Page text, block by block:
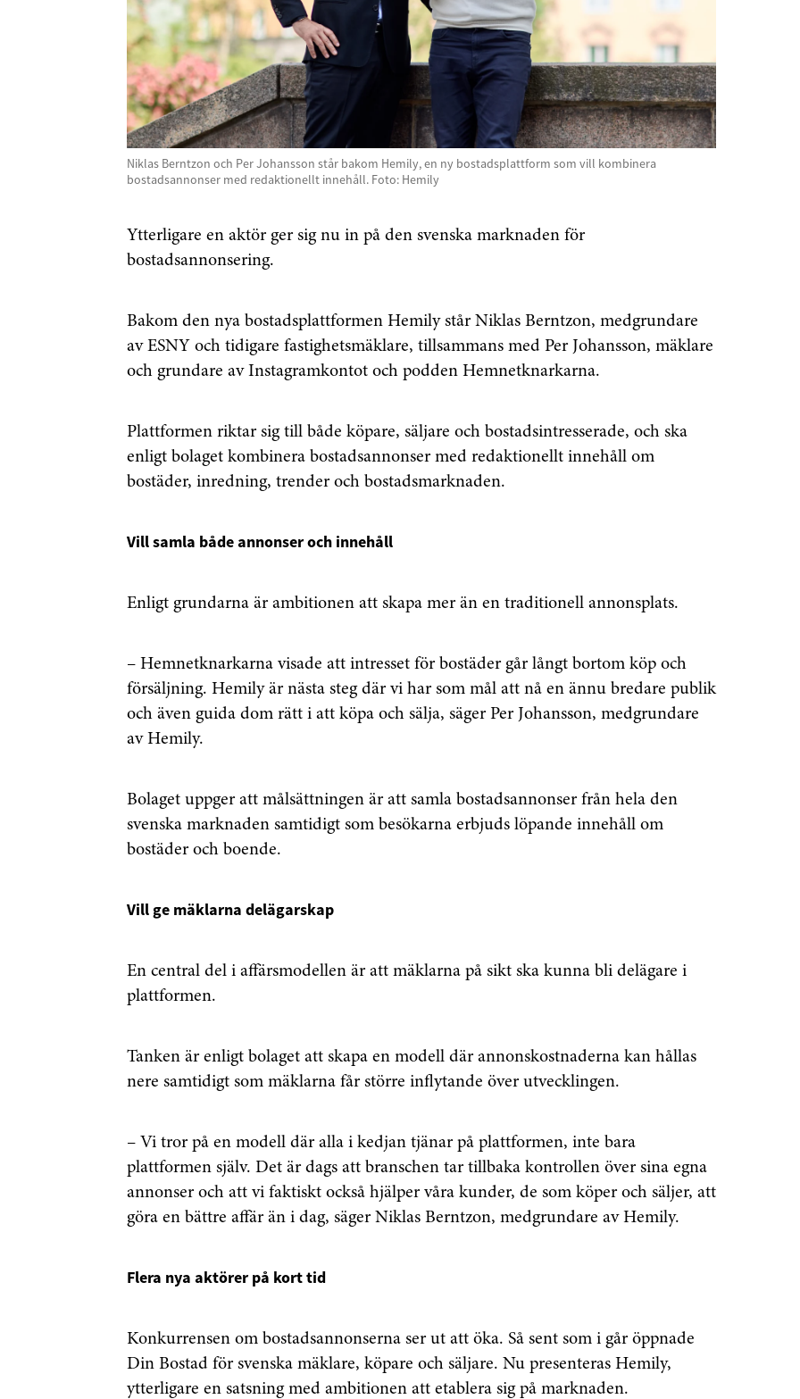
Niklas Berntzon och Per Johansson står bakom Hemily, en ny bostadsplattform som vill kombinera
bostadsannonser med redaktionellt innehåll. Foto: Hemily
Ytterligare en aktör ger sig nu in på den svenska marknaden för
bostadsannonsering.
Bakom den nya bostadsplattformen Hemily står Niklas Berntzon, medgrundare
av ESNY och tidigare fastighetsmäklare, tillsammans med Per Johansson, mäklare
och grundare av Instagramkontot och podden Hemnetknarkarna.
Plattformen riktar sig till både köpare, säljare och bostadsintresserade, och ska
enligt bolaget kombinera bostadsannonser med redaktionellt innehåll om
bostäder, inredning, trender och bostadsmarknaden.
Vill samla både annonser och innehåll
Enligt grundarna är ambitionen att skapa mer än en traditionell annonsplats.
– Hemnetknarkarna visade att intresset för bostäder går långt bortom köp och
försäljning. Hemily är nästa steg där vi har som mål att nå en ännu bredare publik
och även guida dom rätt i att köpa och sälja, säger Per Johansson, medgrundare
av Hemily.
Bolaget uppger att målsättningen är att samla bostadsannonser från hela den
svenska marknaden samtidigt som besökarna erbjuds löpande innehåll om
bostäder och boende.
Vill ge mäklarna delägarskap
En central del i affärsmodellen är att mäklarna på sikt ska kunna bli delägare i
plattformen.
Tanken är enligt bolaget att skapa en modell där annonskostnaderna kan hållas
nere samtidigt som mäklarna får större inflytande över utvecklingen.
– Vi tror på en modell där alla i kedjan tjänar på plattformen, inte bara
plattformen själv. Det är dags att branschen tar tillbaka kontrollen över sina egna
annonser och att vi faktiskt också hjälper våra kunder, de som köper och säljer, att
göra en bättre affär än i dag, säger Niklas Berntzon, medgrundare av Hemily.
Flera nya aktörer på kort tid
Konkurrensen om bostadsannonserna ser ut att öka. Så sent som i går öppnade
Din Bostad för svenska mäklare, köpare och säljare. Nu presenteras Hemily,
ytterligare en satsning med ambitionen att etablera sig på marknaden.
Få den senaste informationen
Prenumerera
sparar och använder dina personuppgifter i enlighet med vår
integritetspolicy.